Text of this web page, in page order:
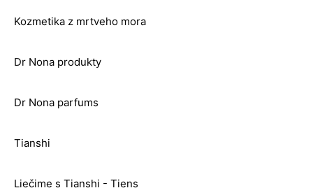
Kozmetika z mrtveho mora
Dr Nona produkty
Dr Nona parfums
Tianshi
Liečime s Tianshi - Tiens